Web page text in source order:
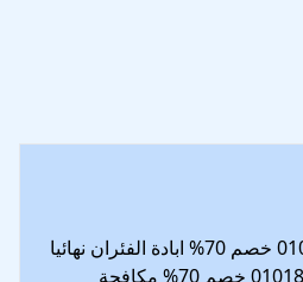
مكافحة الفئران 01018253425 خصم 70% مكافحة